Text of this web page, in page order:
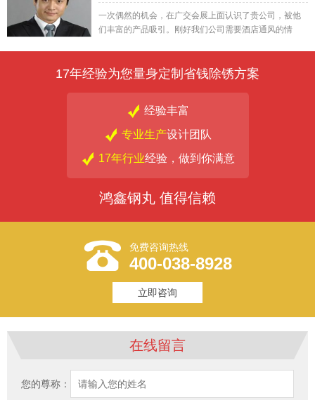
一次偶然的机会，在广交会展上面认识了贵公司，被他
们丰富的产品吸引。刚好我们公司需要酒店通风的情
17年经验为您量身定制省钱除锈方案
经验丰富
专业生产设计团队
17年行业经验，做到你满意
鸿鑫钢丸 值得信赖
免费咨询热线
400-038-8928
立即咨询
在线留言
您的尊称：